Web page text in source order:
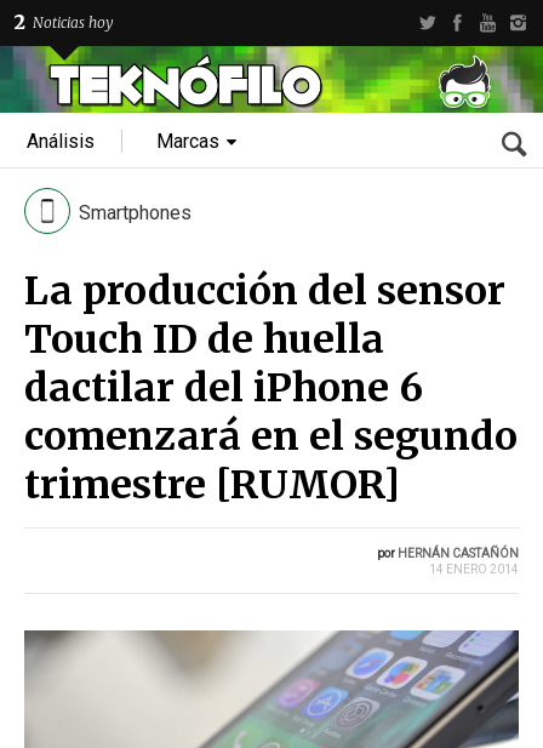
2 Noticias hoy
Análisis Marcas
Smartphones
La producción del sensor
Touch ID de huella
dactilar del iPhone 6
comenzará en el segundo
trimestre [RUMOR]
por HERNÁN CASTAÑÓN
14 ENERO 2014